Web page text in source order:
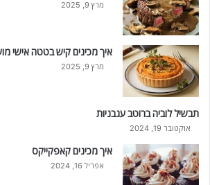
מרץ 9, 2025
איך מכינים קיש בטטה אישי
מרץ 9, 2025
תבשיל לוביה ברוטב עגבניות
אוקטובר 19, 2024
איך מכינים קאפקייקס
אפריל 16, 2024